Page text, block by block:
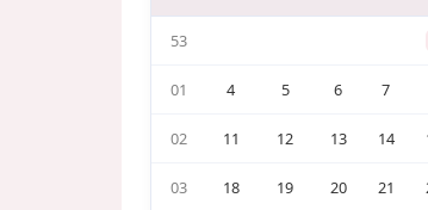
53
01 4 5 6 7
02 11 12 13 14
03 18 19 20 21